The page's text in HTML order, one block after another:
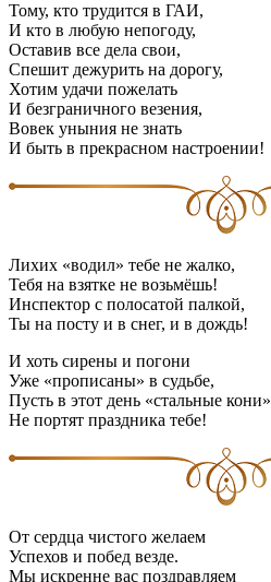
Тому, кто трудится в ГАИ,
И кто в любую непогоду,
Оставив все дела свои,
Спешит дежурить на дорогу,
Хотим удачи пожелать
И безграничного везения,
Вовек уныния не знать
И быть в прекрасном настроении!
Лихих «водил» тебе не жалко,
Тебя на взятке не возьмёшь!
Инспектор с полосатой палкой,
Ты на посту и в снег, и в дождь!
И хоть сирены и погони
Уже «прописаны» в судьбе,
Пусть в этот день «стальные кони»
Не портят праздника тебе!
От сердца чистого желаем
Успехов и побед везде.
Мы искренне вас поздравляем